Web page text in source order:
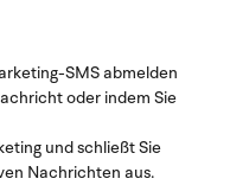
SMS abmelden
oder indem Sie
und schließt Sie
Nachrichten aus.